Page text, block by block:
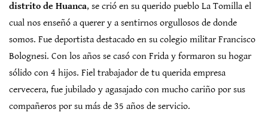
distrito de Huanca, se crió en su querido pueblo La Tomilla el
cual nos enseñó a querer y a sentirnos orgullosos de donde
somos. Fue deportista destacado en su colegio militar Francisco
Bolognesi. Con los años se casó con Frida y formaron su hogar
sólido con 4 hijos. Fiel trabajador de tu querida empresa
cervecera, fue jubilado y agasajado con mucho cariño por sus
compañeros por su más de 35 años de servicio.